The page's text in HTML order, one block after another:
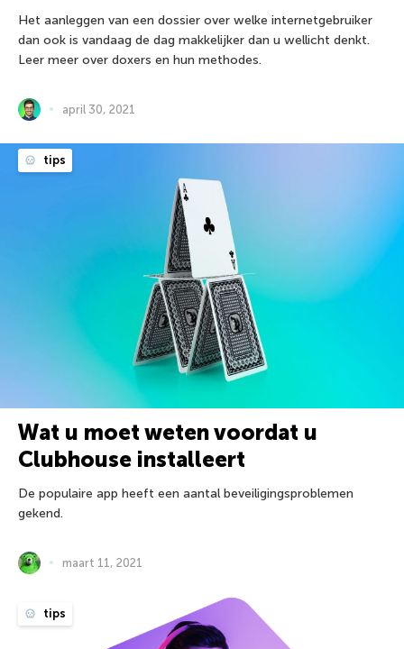
Het aanleggen van een dossier over welke internetgebruiker
dan ook is vandaag de dag makkelijker dan u wellicht denkt.
Leer meer over doxers en hun methodes.
april 30, 2021
tips
Wat u moet weten voordat u
Clubhouse installeert
De populaire app heeft een aantal beveiligingsproblemen
gekend.
maart 11, 2021
tips